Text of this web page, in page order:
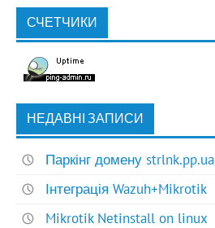
СЧЕТЧИКИ
НЕДАВНІ ЗАПИСИ
Паркінг домену strlnk.pp.ua
Інтеграція Wazuh+Mikrotik
Mikrotik Netinstall on linux